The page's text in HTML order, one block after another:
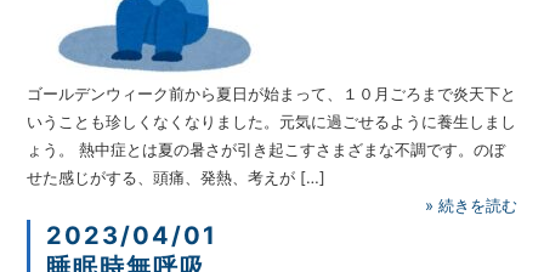
ゴールデンウィーク前から夏日が始まって、１０月ごろまで炎天下と
いうことも珍しくなくなりました。元気に過ごせるように養生しまし
ょう。 熱中症とは夏の暑さが引き起こすさまざまな不調です。のぼ
せた感じがする、頭痛、発熱、考えが […]
» 続きを読む
2023/04/01